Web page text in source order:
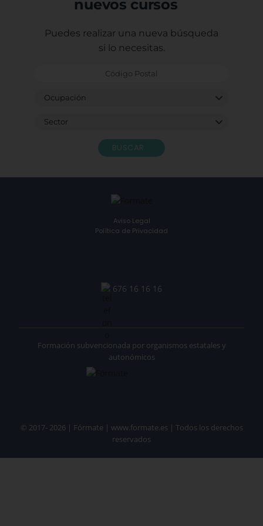
nuevos cursos
Puedes realizar una nueva búsqueda
si lo necesitas.
BUSCAR
Aviso Legal
Política de Privacidad
676 16 16 16
© 2017- 2026 | Fórmate | www.formate.es | Todos los derechos
reservados
Formación subvencionada por organismos estatales y
autonómicos